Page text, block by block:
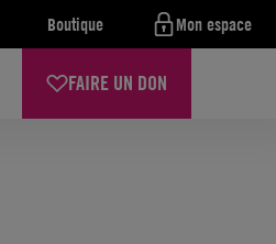
Boutique Mon espace
FAIRE UN DON